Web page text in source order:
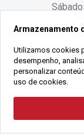
Rua Lauro
SC
(48) 3220-1045
Alameda
Jurerê, -
2021 Copyright -
Armazenamento
Utilizamos cookies
desempenho,
personalizar
uso de cookies.